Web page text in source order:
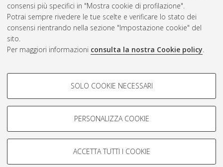
consensi più specifici in "Mostra cookie di profilazione".
Potrai sempre rivedere le tue scelte e verificare lo stato dei
consensi rientrando nella sezione "Impostazione cookie" del
sito.
Per maggiori informazioni consulta la nostra Cookie policy.
COOKIE DI PROFILAZIONE -
Si tratta di cookie utilizzati per analizzare le caratteristiche della
navigazione degli utenti, creare profili in base al loro comportamento
Mostra cookie di profilazione
COOKIE TECNICI - NECESSARI
SOLO COOKIE NECESSARI
PERSONALIZZA COOKIE
ACCETTA TUTTI I COOKIE
Rss 2.0
ISSN: 2038-7946
Impostazioni Cookie
Informativa sulla privacy
Condizioni d’uso del sito